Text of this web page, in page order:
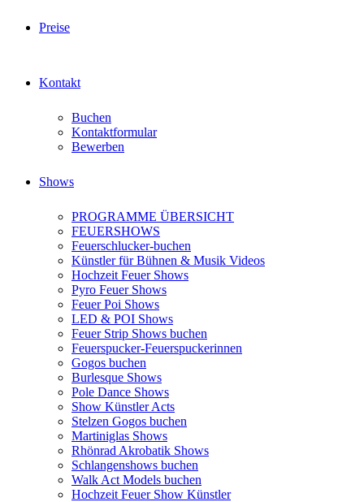
Preise
Kontakt
Buchen
Kontaktformular
Bewerben
Shows
PROGRAMME ÜBERSICHT
FEUERSHOWS
Feuerschlucker-buchen
Künstler für Bühnen & Musik Videos
Hochzeit Feuer Shows
Pyro Feuer Shows
Feuer Poi Shows
LED & POI Shows
Feuer Strip Shows buchen
Feuerspucker-Feuerspuckerinnen
Gogos buchen
Burlesque Shows
Pole Dance Shows
Show Künstler Acts
Stelzen Gogos buchen
Martiniglas Shows
Rhönrad Akrobatik Shows
Schlangenshows buchen
Walk Act Models buchen
Hochzeit Feuer Show Künstler